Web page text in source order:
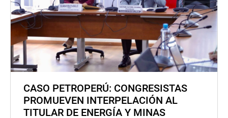
CASO PETROPERÚ: CONGRESISTAS
PROMUEVEN INTERPELACIÓN AL
TITULAR DE ENERGÍA Y MINAS